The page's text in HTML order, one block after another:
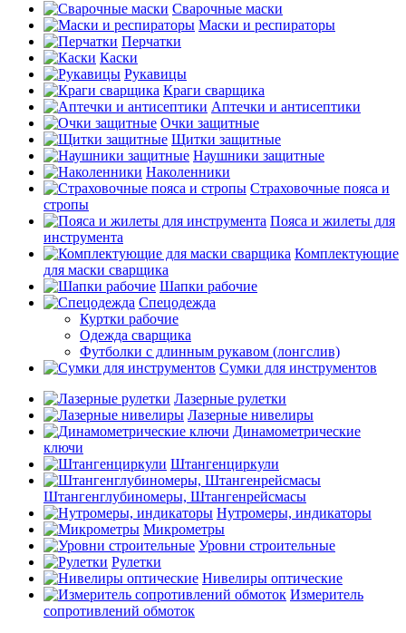
Сварочные маски
Маски и респираторы
Перчатки
Каски
Рукавицы
Краги сварщика
Аптечки и антисептики
Очки защитные
Щитки защитные
Наушники защитные
Наколенники
Страховочные пояса и
стропы
Пояса и жилеты для
инструмента
Комплектующие
для маски сварщика
Шапки рабочие
Спецодежда
Куртки рабочие
Одежда сварщика
Футболки с длинным рукавом (лонгслив)
Сумки для инструментов
Лазерные рулетки
Лазерные нивелиры
Динамометрические
ключи
Штангенциркули
Штангенглубиномеры, Штангенрейсмасы
Нутромеры, индикаторы
Микрометры
Уровни строительные
Рулетки
Нивелиры оптические
Измеритель
сопротивлений обмоток